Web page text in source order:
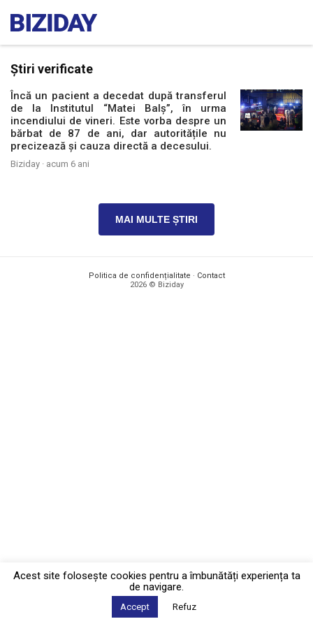
Știri verificate
Încă un pacient a decedat după transferul
de la Institutul “Matei Balș”, în urma
incendiului de vineri. Este vorba despre un
bărbat de 87 de ani, dar autoritățile nu
precizează și cauza directă a decesului.
Biziday · acum 6 ani
MAI MULTE ȘTIRI
Politica de confidențialitate · Contact
2026 © Biziday
Acest site foloseşte cookies pentru a îmbunătăți experiența ta
de navigare.
Accept Refuz